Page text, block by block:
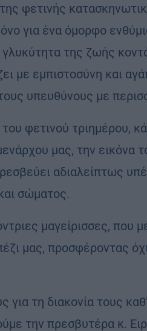
φετινής
για ένα όμορφο
της ζωής
με εμπιστοσύνη και
υπευθύνους με
φετινού τριημέρου,
μας, την εικόνα
αδιαλείπτως
σώματος.
μαγείρισσες, που
μας, προσφέροντας
τη διακονία τους
την πρεσβυτέρα κ.